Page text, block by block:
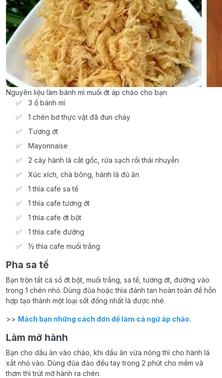
Nguyên liệu làm bánh mì muối ớt áp chảo cho bạn
3 ổ bánh mì
1 chén bơ thực vật đã đun chảy
Tương ớt
Mayonnaise
2 cây hành lá cắt gốc, rửa sạch rồi thái nhuyễn
Xúc xích, chà bông, hành lá đủ ăn
1 thìa cafe sa tế
1 thìa cafe tương ớt
1 thìa cafe ớt bột
1 thìa cafe đường
½ thìa cafe muối trắng
Pha sa tế
Bạn trộn tất cả số ớt bột, muối trắng, sa tế, tương ớt, đường vào
trong 1 chén nhỏ. Dùng đũa hoặc thìa đánh tan hoàn toàn để hỗn
hợp tạo thành một loại sốt đồng nhất là được nhé.
>> Mách bạn những cách đơn để làm cá ngừ áp chảo.
Làm mỡ hành
Bạn cho dầu ăn vào chảo, khi dầu ăn vừa nóng thì cho hành lá
xắt nhỏ vào. Dùng đũa đảo đều tay trong 2 phút cho mềm và
thơm thì trút mỡ hành ra chén.